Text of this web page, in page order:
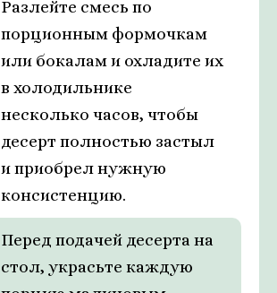
Разлейте смесь по
порционным формочкам
или бокалам и охладите их
в холодильнике
несколько часов, чтобы
десерт полностью застыл
и приобрел нужную
консистенцию.
Перед подачей десерта на
стол, украсьте каждую